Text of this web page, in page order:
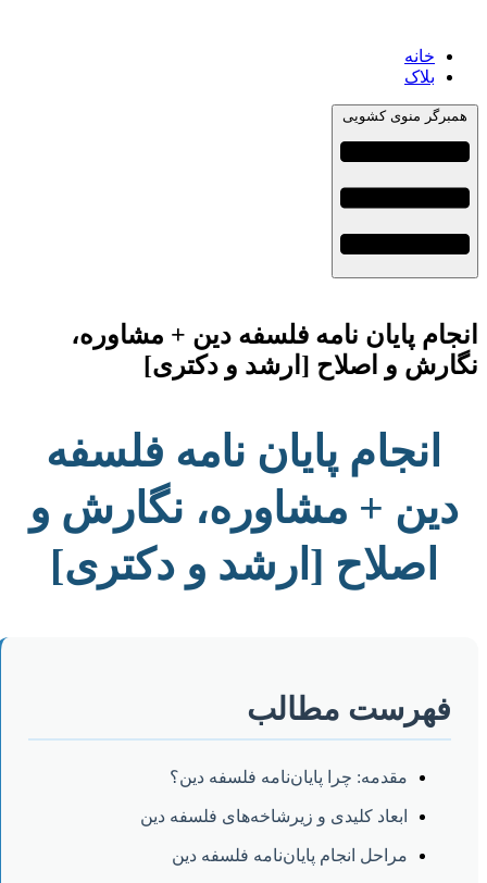
خانه
بلاک
همبرگر منوی کشویی
انجام پایان نامه فلسفه دین + مشاوره،
نگارش و اصلاح [ارشد و دکتری]
انجام پایان نامه فلسفه
دین + مشاوره، نگارش و
اصلاح [ارشد و دکتری]
فهرست مطالب
مقدمه: چرا پایان‌نامه فلسفه دین؟
ابعاد کلیدی و زیرشاخه‌های فلسفه دین
مراحل انجام پایان‌نامه فلسفه دین